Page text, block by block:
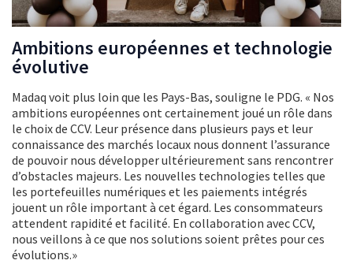
Ambitions européennes et technologie
évolutive
Madaq voit plus loin que les Pays-Bas, souligne le PDG. « Nos
ambitions européennes ont certainement joué un rôle dans
le choix de CCV. Leur présence dans plusieurs pays et leur
connaissance des marchés locaux nous donnent l’assurance
de pouvoir nous développer ultérieurement sans rencontrer
d’obstacles majeurs. Les nouvelles technologies telles que
les portefeuilles numériques et les paiements intégrés
jouent un rôle important à cet égard. Les consommateurs
attendent rapidité et facilité. En collaboration avec CCV,
nous veillons à ce que nos solutions soient prêtes pour ces
évolutions.»